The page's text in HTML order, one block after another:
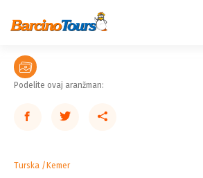
Podelite ovaj aranžman:
Turska Kemer